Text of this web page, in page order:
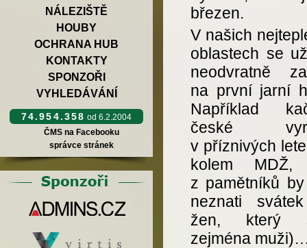
NÁLEZIŠTĚ
HOUBY
OCHRANA HUB
KONTAKTY
SPONZOŘI
VYHLEDÁVÁNÍ
74.954.358 od 6.2.2004
ČMS na Facebooku
správce stránek
březen.
V našich
oblastech se
neodvratně
na první jarní
Například
české
v příznivých
kolem MDŽ,
z pamětníků
neznati
žen, který
zejména